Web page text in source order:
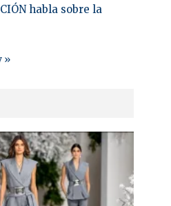
habla sobre la
»